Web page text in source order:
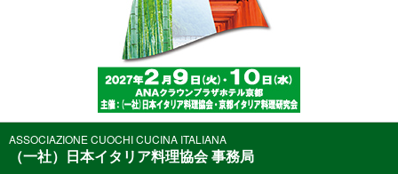
ASSOCIAZIONE CUOCHI CUCINA ITALIANA
（一社）日本イタリア料理協会 事務局